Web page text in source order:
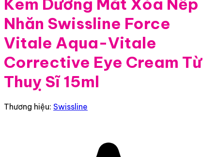
Kem Dưỡng Mắt Xóa Nếp
Nhăn Swissline Force
Vitale Aqua-Vitale
Corrective Eye Cream Từ
Thuỵ Sĩ 15ml
Thương hiệu: Swissline